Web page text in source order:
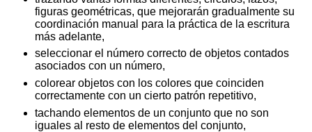
figuras geométricas, que mejorarán gradualmente su
coordinación manual para la práctica de la escritura
más adelante,
seleccionar el número correcto de objetos contados
asociados con un número,
colorear objetos con los colores que coinciden
correctamente con un cierto patrón repetitivo,
tachando elementos de un conjunto que no son
iguales al resto de elementos del conjunto,